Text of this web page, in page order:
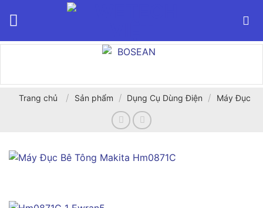
Trang chủ / Sản phẩm / Dụng Cụ Dùng Điện / Máy Đục